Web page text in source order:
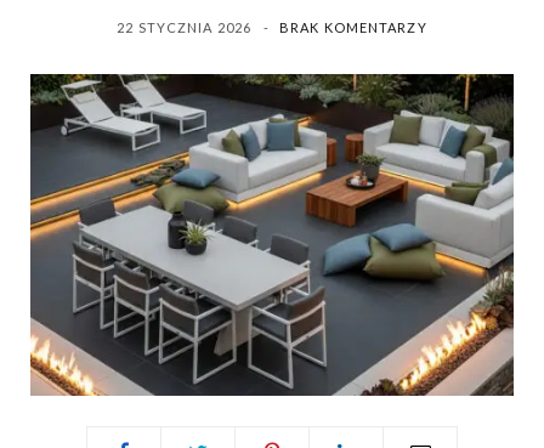
22 STYCZNIA 2026 BRAK KOMENTARZY